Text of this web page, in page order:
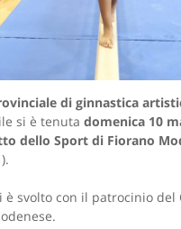
di ginnastica
si è tenutadomenica 10
dello Sport di Fiorano
è svolto con il patrocinio del